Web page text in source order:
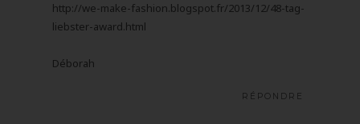
http://we-make-fashion.blogspot.fr/2013/12/48-tag-
liebster-award.html
Déborah
RÉPONDRE